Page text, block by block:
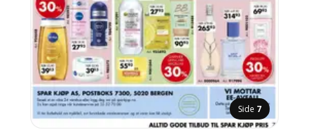
Side 7